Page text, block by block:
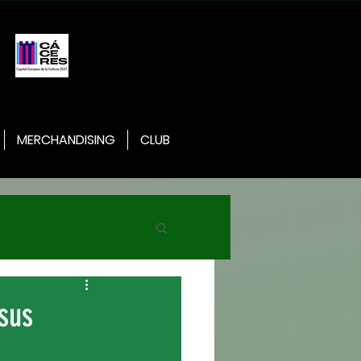
MERCHANDISING CLUB